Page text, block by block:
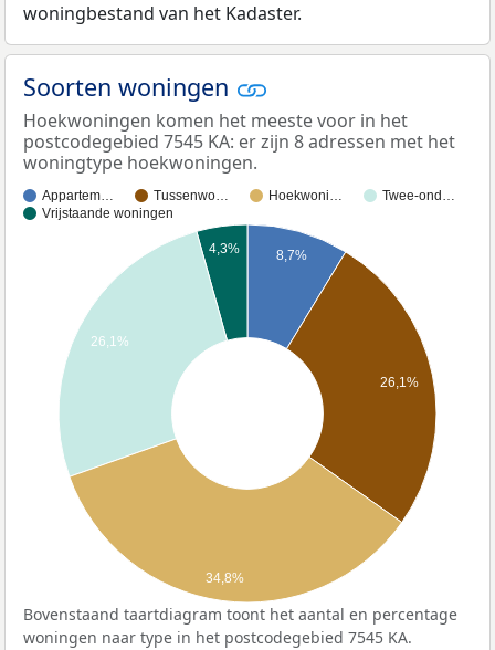
woningbestand van het Kadaster.
Soorten woningen
Hoekwoningen komen het meeste voor in het
postcodegebied 7545 KA: er zijn 8 adressen met het
woningtype hoekwoningen.
Appartem… Tussenwo… Hoekwoni…
Twee-ond…
Vrijstaande woningen
8,7%
26,1%
4,3%
26,1%
34,8%
Bovenstaand taartdiagram toont het aantal en percentage
woningen naar type in het postcodegebied 7545 KA.